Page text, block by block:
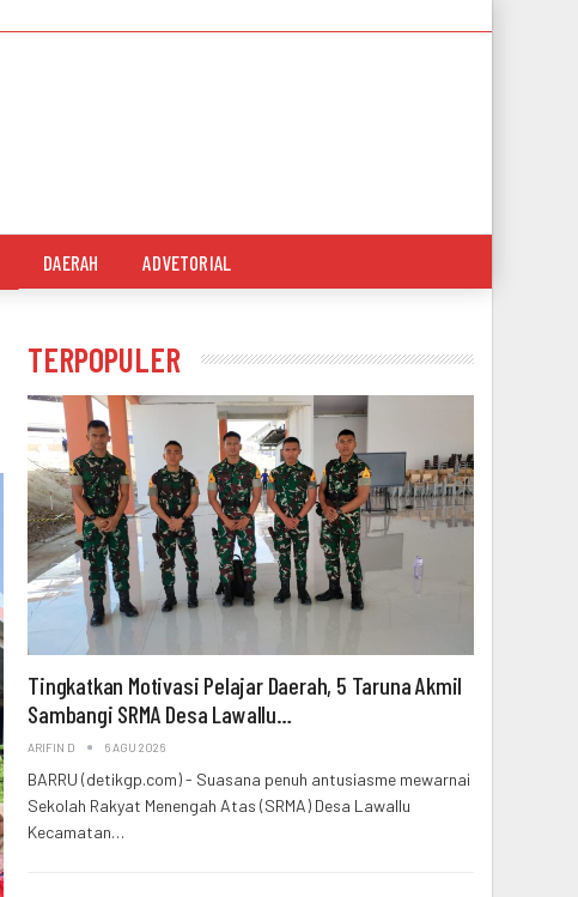
DAERAH ADVETORIAL
TERPOPULER
Tingkatkan Motivasi Pelajar Daerah, 5 Taruna Akmil
Sambangi SRMA Desa Lawallu…
ARIFIN D 6 AGU 2026
BARRU (detikgp.com) - Suasana penuh antusiasme mewarnai
Sekolah Rakyat Menengah Atas (SRMA) Desa Lawallu
Kecamatan…